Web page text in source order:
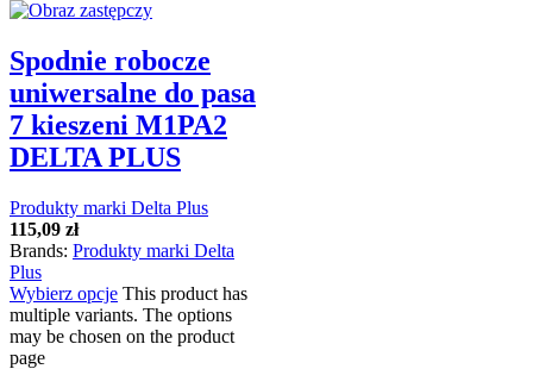
Spodnie robocze
uniwersalne do pasa
7 kieszeni M1PA2
DELTA PLUS
Produkty marki Delta Plus
115,09 zł
Brands: Produkty marki Delta
Plus
Wybierz opcje This product has
multiple variants. The options
may be chosen on the product
page